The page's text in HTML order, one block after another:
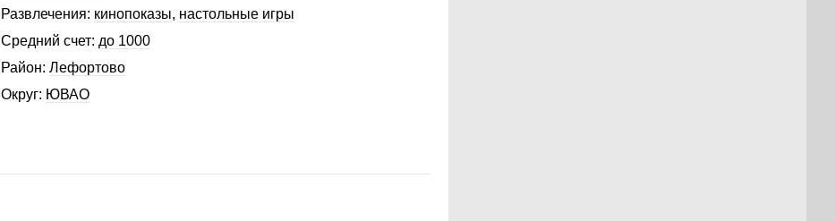
Развлечения: кинопоказы, настольные игры
Средний счет: до 1000
Район: Лефортово
Округ: ЮВАО